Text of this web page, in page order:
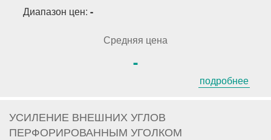
Диапазон цен: -
Средняя цена
-
подробнее
УСИЛЕНИЕ ВНЕШНИХ УГЛОВ
ПЕРФОРИРОВАННЫМ УГОЛКОМ